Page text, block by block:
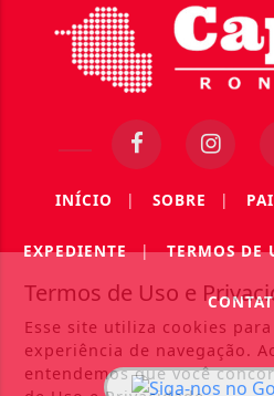
INÍCIO | SOBRE |
EXPEDIENTE | TERMOS DE
Termos de Uso e
Esse site utiliza cookies
experiência de navegação.
entendemos que você